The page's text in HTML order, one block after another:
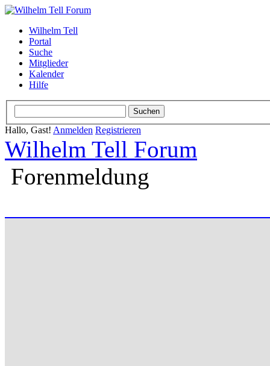
Wilhelm Tell
Portal
Suche
Mitglieder
Kalender
Hilfe
Hallo, Gast! Anmelden Registrieren
Wilhelm Tell Forum
Forenmeldung